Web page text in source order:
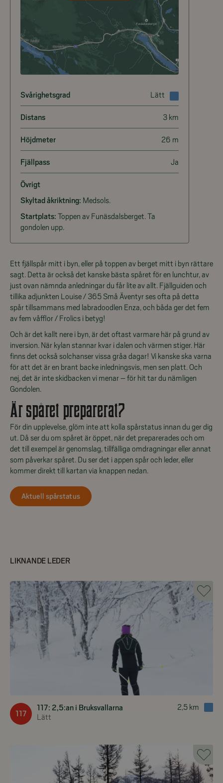
Svårighetsgrad Lätt
Distans 3 km
Höjdmeter 26 m
Fjällpass Ja
Övrigt
Skyltad åkriktning: Medsols.
Startplats: Toppen av Funäsdalsberget. Ta
gondolen upp.
Ett fjällspår mitt i byn, eller på toppen av berget mitt i byn rättare
sagt. Detta är också det kanske bästa spåret för en lunchtur, av
just ovan nämnda anledningar du får lite av allt. Fjällguiden och
tillika adjunkten Louise / 365 Små Äventyr ses ofta på detta
spår tillsammans med labradoodlen Enza, och båda ger det fem
av fem våfflor / Frolics i betyg!
Och är det kallt nere i byn, är det oftast varmare här på grund av
inversion. När kylan stannar kvar i dalen och värmen stiger. Här
finns det också solchanser vissa gråa dagar! Vi kanske ska varna
för att det är en brant backe inledningsvis, men sen platt. Och
nej, det är inte skidbacken vi menar – för hit tar du nämligen
Gondolen.
Är spåret preparerat?
För din upplevelse, glöm inte att kolla spårstatus innan du ger dig
ut. Då ser du om spåret är öppet, när det preparerades och om
det till exempel är genomslag, tillfälliga omdragningar eller annat
som påverkar spåret. Du ser det i appen spår och leder, eller
kommer direkt till kartan via knappen nedan.
Aktuell spårstatus
LIKNANDE LEDER
117
117: 2,5:an i Bruksvallarna
Lätt
2,5 km